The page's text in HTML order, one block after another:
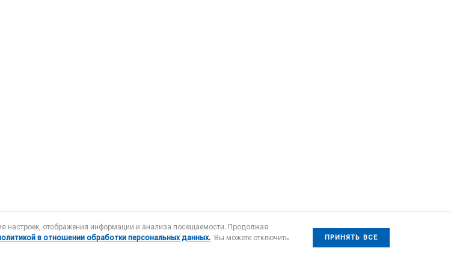
настроек, отображения информации и анализа посещаемости. Продолжая
в отношении обработки персональных данных. Вы можете отключить
ПРИНЯТЬ ВСЕ